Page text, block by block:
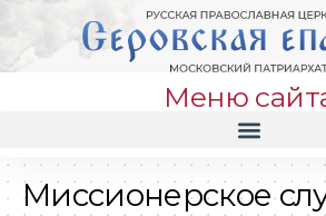
Меню
Миссионерское